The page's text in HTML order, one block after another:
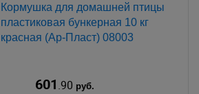
Кормушка для домашней птицы
пластиковая бункерная 10 кг
красная (Ар-Пласт) 08003
601.90 руб.